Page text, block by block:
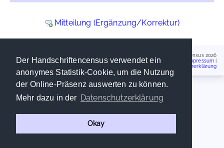
Der Handschriftencensus verwendet ein
anonymes Statistik-Cookie, um die Nutzung
der Online-Präsenz auswerten zu können.
Mehr dazu in der Datenschutzerklärung
Okay
Mitteilung (Ergänzung/Korrektur)
Handschriftencensus 2026
Impressum
Datenschutzerklärung